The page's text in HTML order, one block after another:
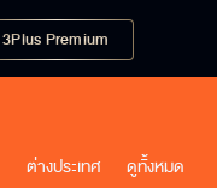
3Plus Premium
ต่างประเทศ ดูทั้งหมด